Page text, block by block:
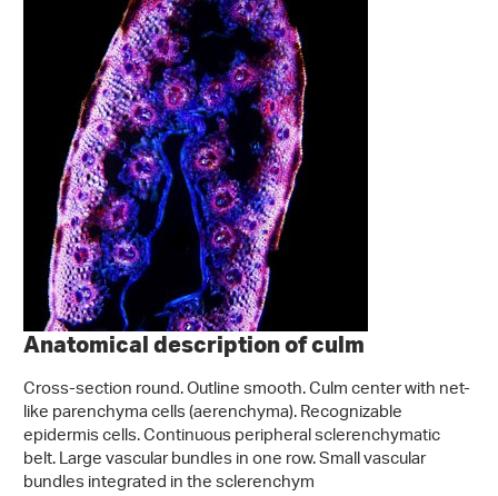
Anatomical description of culm
Cross-section round. Outline smooth. Culm center with net-
like parenchyma cells (aerenchyma). Recognizable
epidermis cells. Continuous peripheral sclerenchymatic
belt. Large vascular bundles in one row. Small vascular
bundles integrated in the sclerenchym